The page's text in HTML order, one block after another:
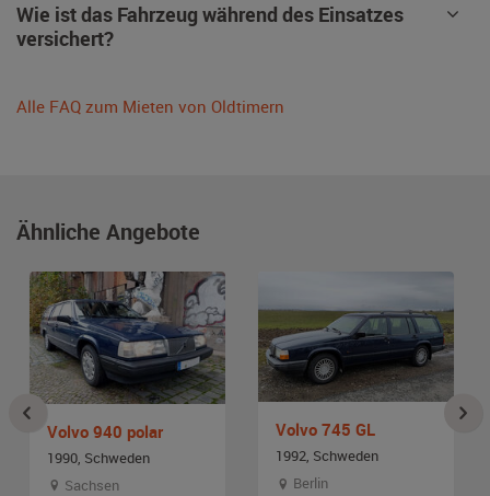
Wie ist das Fahrzeug während des Einsatzes
versichert?
Alle FAQ zum Mieten von Oldtimern
Ähnliche Angebote
Volvo 940 polar
1990, Schweden
Sachsen
Volvo 745 GL
1992, Schweden
Berlin